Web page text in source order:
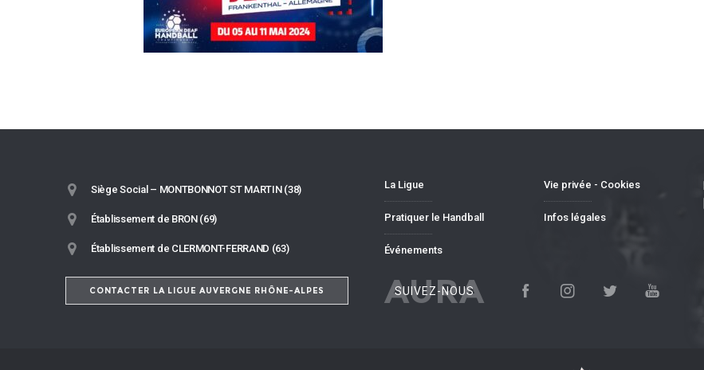
Siège Social – MONTBONNOT ST MARTIN (38)
Établissement de BRON (69)
Établissement de CLERMONT-FERRAND (63)
CONTACTER LA LIGUE AUVERGNE RHÔNE-ALPES
La Ligue
Pratiquer le Handball
Événements
Vie privée - Cookies
Infos légales
AURA
SUIVEZ-NOUS